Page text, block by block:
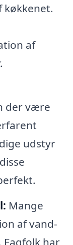
køkkenet.
af
der være
udstyr
Mange
af vand-
Fagfolk har